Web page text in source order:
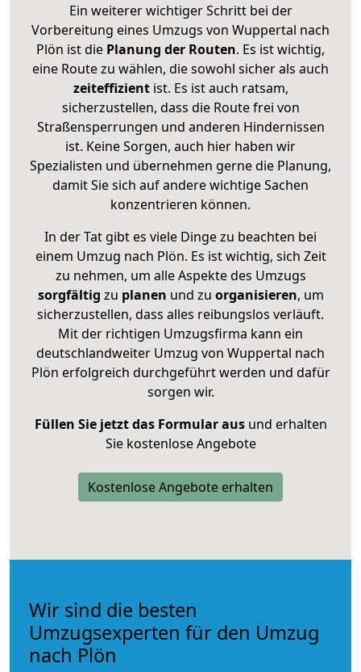
Ein weiterer wichtiger Schritt bei der
Vorbereitung eines Umzugs von Wuppertal nach
Plön ist die Planung der Routen. Es ist wichtig,
eine Route zu wählen, die sowohl sicher als auch
zeiteffizientist. Es ist auch ratsam,
sicherzustellen, dass die Route frei von
Straßensperrungen und anderen Hindernissen
ist. Keine Sorgen, auch hier haben wir
Spezialisten und übernehmen gerne die Planung,
damit Sie sich auf andere wichtige Sachen
konzentrieren können.
In der Tat gibt es viele Dinge zu beachten bei
einem Umzug nach Plön. Es ist wichtig, sich Zeit
zu nehmen, um alle Aspekte des Umzugs
sorgfältig zu planen und zu organisieren, um
sicherzustellen, dass alles reibungslos verläuft.
Mit der richtigen Umzugsfirma kann ein
deutschlandweiter Umzug von Wuppertal nach
Plön erfolgreich durchgeführt werden und dafür
sorgen wir.
Füllen Sie jetzt das Formular ausund erhalten
Sie kostenlose Angebote
Kostenlose Angebote erhalten
Wir sind die besten
Umzugsexperten für den Umzug
nach Plön